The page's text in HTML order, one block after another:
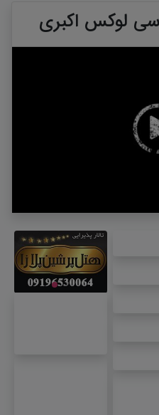
لوکس اکبری